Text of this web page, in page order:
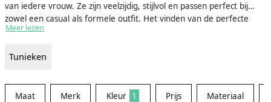
van iedere vrouw. Ze zijn veelzijdig, stijlvol en passen perfect bij
zowel een casual als formele outfit. Het vinden van de perfecte
zwarte blouse kan echter een hele uitdaging zijn. Gelukkig zijn wij er
blouses op de markt, zodat jij zonder zorgen en gedoe de perfecte
Meer lezen
Tunieken
Maat Merk Kleur 1 Prijs Materiaal